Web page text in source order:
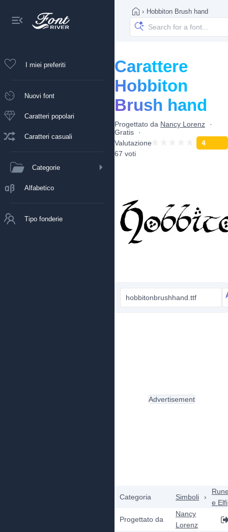
I miei preferiti
Nuovi font
Caratteri popolari
Caratteri casuali
Categorie
Alfabetico
Tipo fonderie
› Hobbiton Brush hand
Carattere
Hobbiton
Brush hand
Progettato da Nancy Lorenz
Gratis
Valutazione
4
67 voti
hobbitonbrushhand.ttf
Categoria Simboli ›
e Elfi
Progettato da
Nancy
Lorenz
Advertisement